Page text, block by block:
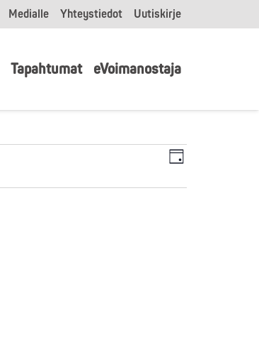
Medialle Yhteystiedot Uutiskirje
Tapahtumat eVoimanostaja
Näkymät
navigointi
Views
Päivä